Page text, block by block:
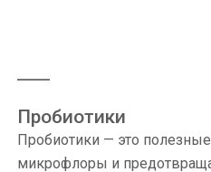
Пробиотики
Пробиотики — это
микрофлоры и